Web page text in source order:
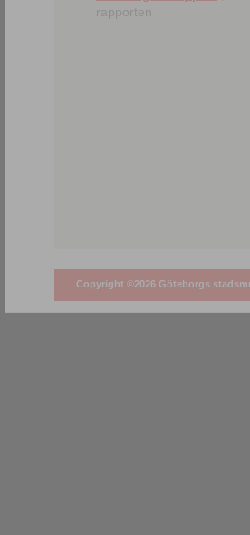
rapporten
Copyright ©2026 Göteborgs